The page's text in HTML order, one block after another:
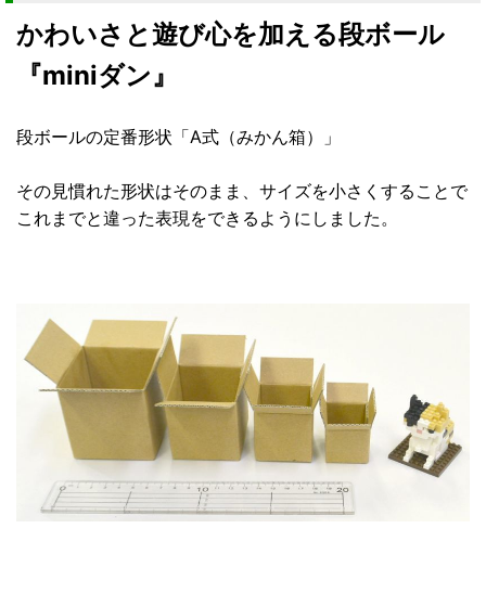
かわいさと遊び心を加える段ボール
『miniダン』
段ボールの定番形状「A式（みかん箱）」
その見慣れた形状はそのまま、サイズを小さくすることで
これまでと違った表現をできるようにしました。